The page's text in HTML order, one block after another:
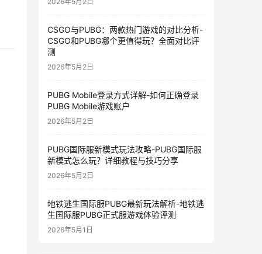
CSGO与PUBG：两款热门游戏的对比分析-
CSGO和PUBG哪个更值得玩？全面对比评
测
2026年5月2日
PUBG Mobile登录方式详解-如何正确登录
PUBG Mobile游戏账户
2026年5月2日
PUBG国际服新模式玩法攻略-PUBG国际服
新模式怎么玩？详细教程与技巧分享
2026年5月2日
地铁逃生国际服PUBG最新玩法解析-地铁逃
生国际服PUBG正式服游戏体验评测
2026年5月1日